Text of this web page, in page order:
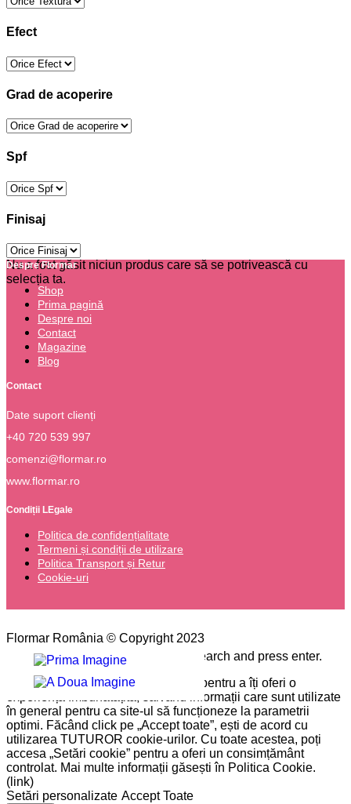
Efect
Grad de acoperire
Spf
Finisaj
Nu a fost găsit niciun produs care să se potrivească cu
selecția ta.
Despre Flormar
Shop
Prima pagină
Despre noi
Contact
Magazine
Blog
Contact
Date suport clienți
+40 720 539 997
comenzi@flormar.ro
www.flormar.ro
Condiții LEgale
Politica de confidențialitate
Termeni și condiții de utilizare
Politica Transport și Retur
Cookie-uri
Flormar România © Copyright 2023
Please type the word you want to search and press enter.
Pe site-ul nostru folosim cookie-uri pentru a îți oferi o
experiență îmbunătățită, salvând informații care sunt utilizate
în general pentru ca site-ul să funcționeze la parametrii
optimi. Făcând click pe „Accept toate”, ești de acord cu
utilizarea TUTUROR cookie-urilor. Cu toate acestea, poți
accesa „Setări cookie” pentru a oferi un consimțământ
controlat. Mai multe informații găsești în Politica Cookie.
(link)
Setări personalizate Accept Toate